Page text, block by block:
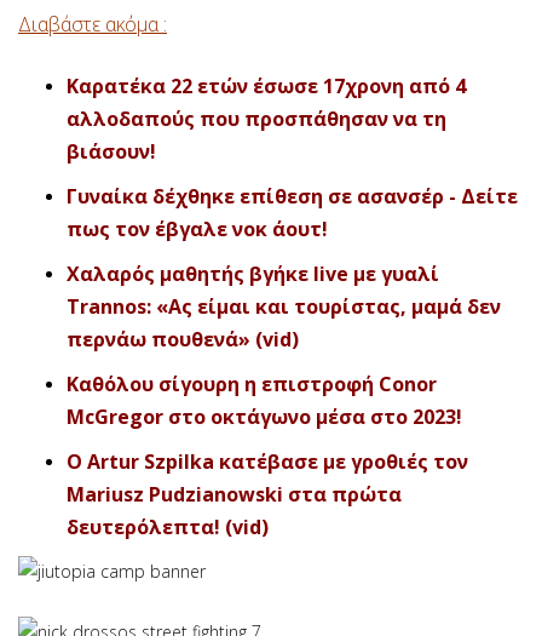
Διαβάστε ακόμα :
Καρατέκα 22 ετών έσωσε 17χρονη από 4
αλλοδαπούς που προσπάθησαν να τη
βιάσουν!
Γυναίκα δέχθηκε επίθεση σε ασανσέρ - Δείτε
πως τον έβγαλε νοκ άουτ!
Χαλαρός μαθητής βγήκε live με γυαλί
Trannos: «Ας είμαι και τουρίστας, μαμά δεν
περνάω πουθενά» (vid)
Καθόλου σίγουρη η επιστροφή Conor
McGregor στο οκτάγωνο μέσα στο 2023!
O Artur Szpilka κατέβασε με γροθιές τον
Mariusz Pudzianowski στα πρώτα
δευτερόλεπτα! (vid)